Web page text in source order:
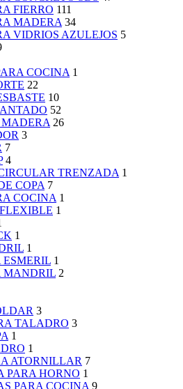
FIERRO 111
MADERA 34
VIDRIOS AZULEJOS 5
COCINA 1
22
10
52
26
3
7
4
TRENZADA 1
COPA 7
COCINA 1
1
1
1
1
MANDRIL 2
3
TALADRO 3
1
1
ATORNILLAR 7
PARA HORNO 1
PARA COCINA 9